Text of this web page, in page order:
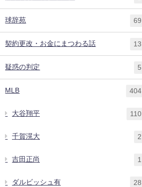
球辞苑 69
契約更改・お金にまつわる話 13
疑惑の判定 5
MLB 404
大谷翔平 110
千賀滉大 2
吉田正尚 1
ダルビッシュ有 28